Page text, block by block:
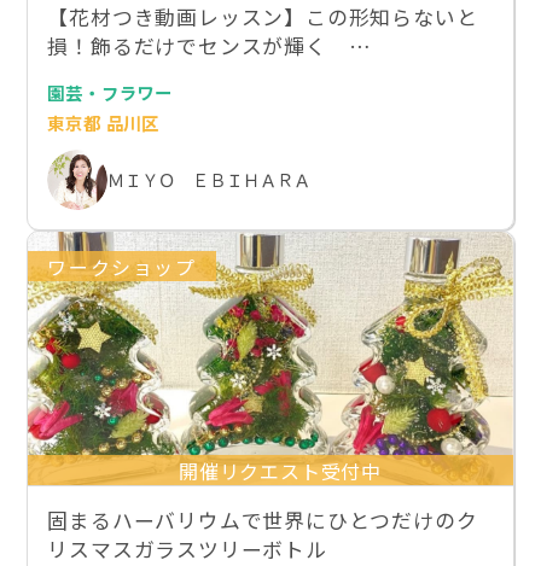
【花材つき動画レッスン】この形知らないと
損！飾るだけでセンスが輝く …
園芸・フラワー
東京都 品川区
ＭＩＹＯ ＥＢＩＨＡＲＡ
ワークショップ
開催リクエスト受付中
固まるハーバリウムで世界にひとつだけのク
リスマスガラスツリーボトル